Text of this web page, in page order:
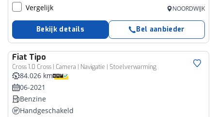
Vergelijk NOORDWIJK
Bekijk details Bel aanbieder
Fiat Tipo
Cross 1.0 Cross | Camera | Navigatie | Stoelverwarming
84.026 km
06-2021
Benzine
Handgeschakeld